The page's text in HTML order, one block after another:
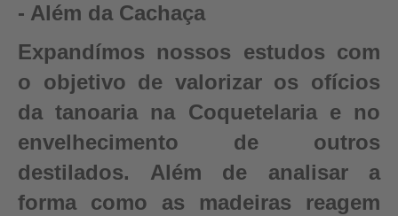
- Além da Cachaça
Expandímos nossos estudos com
o objetivo de valorizar os ofícios
da tanoaria na Coquetelaria e no
envelhecimento de outros
destilados. Além de analisar a
forma como as madeiras reagem